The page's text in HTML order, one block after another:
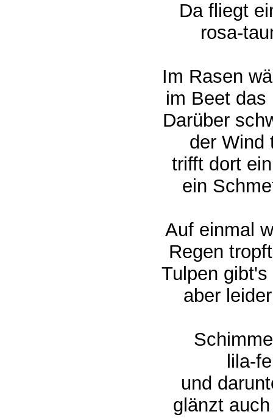
Da fliegt
rosa-
Im Rasen
im Beet das
Darüber
der Wind
trifft dort
ein
Auf einmal
Regen
Tulpen
aber
lila-
und
glänzt